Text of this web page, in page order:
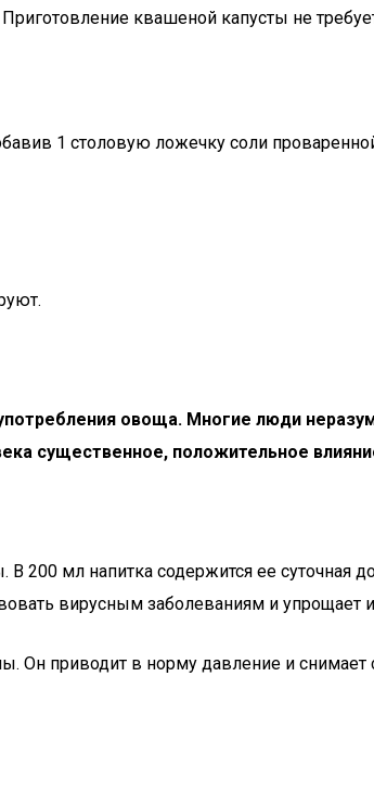
квашеной капусты не
1 столовую ложечку соли
овоща. Многие люди
существенное, положительное
200 мл напитка содержится ее суточная
вирусным заболеваниям и упрощает
Он приводит в норму давление и